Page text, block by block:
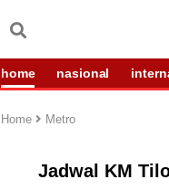
home nasional
Home Metro
Jadwal KM